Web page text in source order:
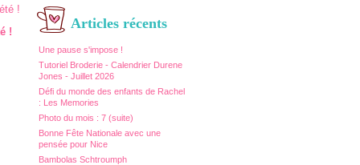
Articles récents
Une pause s'impose !
Tutoriel Broderie - Calendrier Durene
Jones - Juillet 2026
Défi du monde des enfants de Rachel
: Les Memories
Photo du mois : 7 (suite)
Bonne Fête Nationale avec une
pensée pour Nice
Bambolas Schtroumph
!